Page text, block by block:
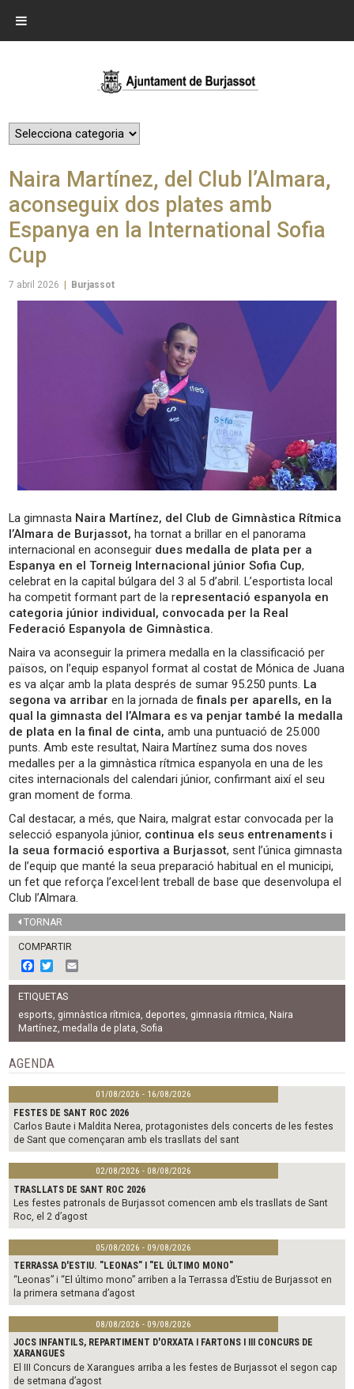
Naira Martínez, del Club l’Almara,
aconseguix dos plates amb
Espanya en la International Sofia
Cup
7 abril 2026 Burjassot
La gimnasta Naira Martínez, del Club de Gimnàstica Rítmica
l’Almara de Burjassot, ha tornat a brillar en el panorama
internacional en aconseguir dues medalla de plata per a
Espanya en el Torneig Internacional júnior Sofia Cup,
celebrat en la capital búlgara del 3 al 5 d’abril. L’esportista local
ha competit formant part de la representació espanyola en
categoria júnior individual, convocada per la Real
Federació Espanyola de Gimnàstica.
Naira va aconseguir la primera medalla en la classificació per
països, on l’equip espanyol format al costat de Mónica de Juana
es va alçar amb la plata després de sumar 95.250 punts. La
segona va arribar en la jornada definals per aparells, en la
qual la gimnasta del l’Almara es va penjar també la medalla
de plata en la final de cinta, amb una puntuació de 25.000
punts. Amb este resultat, Naira Martínez suma dos noves
medalles per a la gimnàstica rítmica espanyola en una de les
cites internacionals del calendari júnior, confirmant així el seu
gran moment de forma.
Cal destacar, a més, que Naira, malgrat estar convocada per la
selecció espanyola júnior, continua els seus entrenaments i
la seua formació esportiva a Burjassot, sent l’única gimnasta
de l’equip que manté la seua preparació habitual en el municipi,
un fet que reforça l’excel·lent treball de base que desenvolupa el
Club l’Almara.
TORNAR
COMPARTIR
F
a
c
e
b
o
o
w
i
t
t
e
r
m
l
ETIQUETAS
esports, gimnàstica rítmica, deportes, gimnasia rítmica, Naira
Martínez, medalla de plata,Sofia
AGENDA
01/08/2026 - 16/08/2026
FESTES DE SANT ROC 2026
Carlos Baute i Maldita Nerea, protagonistes dels concerts de les festes
de Sant que començaran amb els trasllats del sant
02/08/2026 - 08/08/2026
TRASLLATS DE SANT ROC 2026
Les festes patronals de Burjassot comencen amb els trasllats de Sant
Roc, el 2 d’agost
05/08/2026 - 09/08/2026
TERRASSA D'ESTIU. "LEONAS" I "EL ÚLTIMO MONO"
“Leonas” i “El último mono” arriben a la Terrassa d’Estiu de Burjassot en
la primera setmana d’agost
08/08/2026 - 09/08/2026
JOCS INFANTILS, REPARTIMENT D'ORXATA I FARTONS I III CONCURS DE
XARANGUES
El III Concurs de Xarangues arriba a les festes de Burjassot el segon cap
de setmana d’agost